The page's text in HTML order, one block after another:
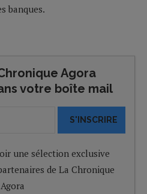
banques.
Agora
votre boîte mail
S'INSCRIRE
une sélection exclusive
de La Chronique
Agora